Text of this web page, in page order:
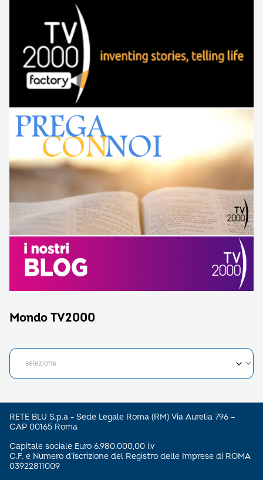
Mondo TV2000
RETE BLU S.p.a - Sede Legale Roma (RM) Via Aurelia 796 –
CAP 00165 Roma
Capitale sociale Euro 6.980.000,00 i.v
C.F. e Numero d’iscrizione del Registro delle Imprese di ROMA
03922811009